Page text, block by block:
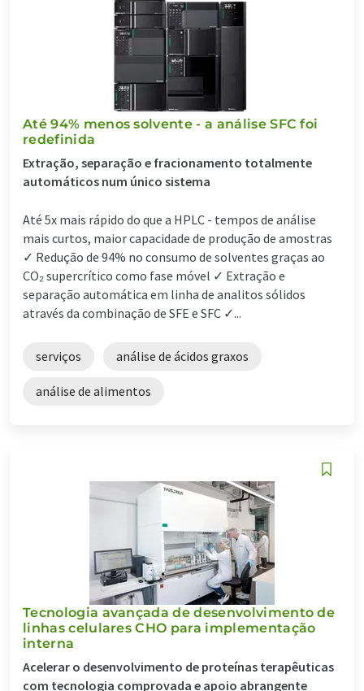
Até 94% menos solvente - a análise SFC foi
redefinida
Extração, separação e fracionamento totalmente
automáticos num único sistema
Até 5x mais rápido do que a HPLC - tempos de análise
mais curtos, maior capacidade de produção de amostras
✓ Redução de 94% no consumo de solventes graças ao
CO₂ supercrítico como fase móvel ✓ Extração e
separação automática em linha de analitos sólidos
através da combinação de SFE e SFC ✓...
serviços análise de ácidos graxos
análise de alimentos
Tecnologia avançada de desenvolvimento de
linhas celulares CHO para implementação
interna
Acelerar o desenvolvimento de proteínas terapêuticas
com tecnologia comprovada e apoio abrangente